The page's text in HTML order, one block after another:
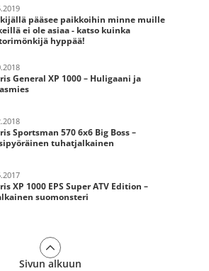
pääsee paikkoihin minne muille
ei ole asiaa - katso kuinka
hyppää!
General XP 1000 – Huligaani ja
Sportsman 570 6x6 Big Boss –
tuhatjalkainen
XP 1000 EPS Super ATV Edition –
suomonsteri
Sivun alkuun